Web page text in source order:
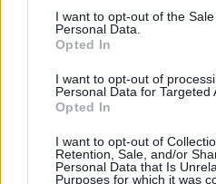
consent section.
I want to opt-out of the
Personal Data.
Opted In
I want to opt-out of
Personal Data for Targeted
Opted In
I want to opt-out of
Retention, Sale, and/or
Personal Data that Is
Purposes for which it was